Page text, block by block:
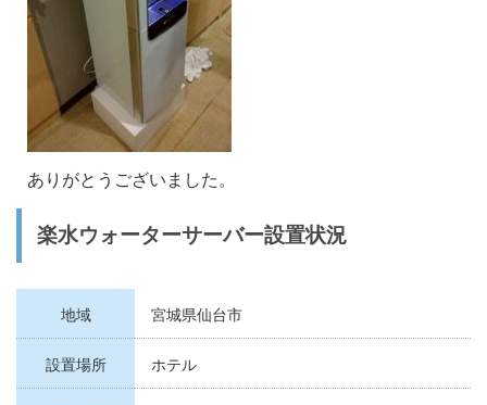
ありがとうございました。
楽水ウォーターサーバー設置状況
地域 宮城県仙台市
設置場所 ホテル